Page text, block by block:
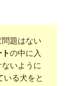
題はない
トの中に入
いように
いる犬をと